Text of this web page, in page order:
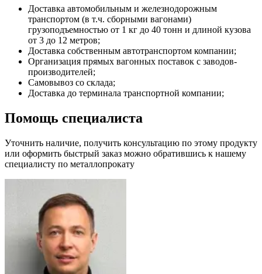
Доставка автомобильным и железнодорожным
транспортом (в т.ч. сборными вагонами)
грузоподъемностью от 1 кг до 40 тонн и длиной кузова
от 3 до 12 метров;
Доставка собственным автотранспортом компании;
Организация прямых вагонных поставок с заводов-
производителей;
Самовывоз со склада;
Доставка до терминала транспортной компании;
Помощь специалиста
Уточнить наличие, получить консультацию по этому продукту
или оформить быстрый заказ можно обратившись к нашему
специалисту по металлопрокату